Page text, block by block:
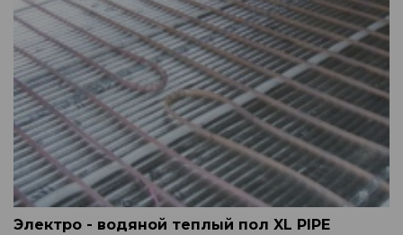
Электро - водяной теплый пол XL PIPE